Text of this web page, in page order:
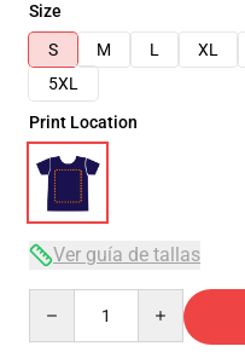
Size
S
M L XL
5XL
Print Location
Ver guía de tallas